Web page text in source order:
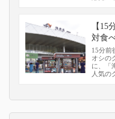
【15
対食
15分前
オシの
に、「
人気の